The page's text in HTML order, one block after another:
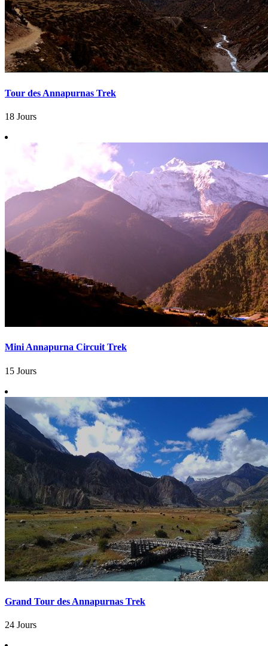
Tour des Annapurnas Trek
18 Jours
Mini Annapurna Circuit Trek
15 Jours
Grand Tour des Annapurnas Trek
24 Jours